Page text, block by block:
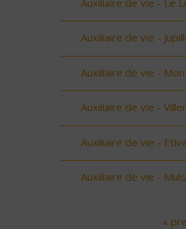
Auxiliaire de vie -
Auxiliaire de vie -
Auxiliaire de vie -
Auxiliaire de vie -
Auxiliaire de vie -
«